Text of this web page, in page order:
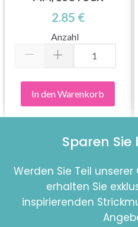
2.85 €
Anzahl
In den Warenkorb
Sparen Sie
Werden Sie Teil
erhalten Sie
inspirierenden